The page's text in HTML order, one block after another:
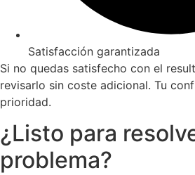
Satisfacción garantizada
Si no quedas satisfecho con el
revisarlo sin coste adicional. Tu
prioridad.
¿Listo para
problema?